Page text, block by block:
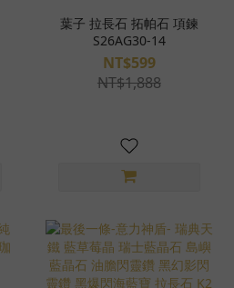
葉子 拉長石 拓帕石 項鍊
S26AG30-14
NT$599
NT$1,888